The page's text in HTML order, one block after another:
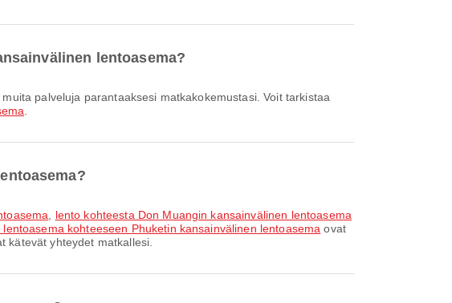
lentoasema?
lento kohteesta Don Muangin kansainvälinen lentoasema
kohteeseen Phuketin kansainvälinen lentoasema ovat
kätevät yhteydet matkallesi.